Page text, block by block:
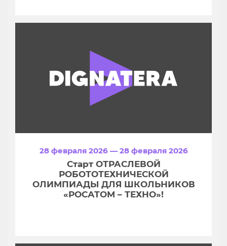
28 февраля 2026 — 28 февраля 2026
Старт ОТРАСЛЕВОЙ
РОБОТОТЕХНИЧЕСКОЙ
ОЛИМПИАДЫ ДЛЯ ШКОЛЬНИКОВ
«РОСАТОМ – ТЕХНО»!